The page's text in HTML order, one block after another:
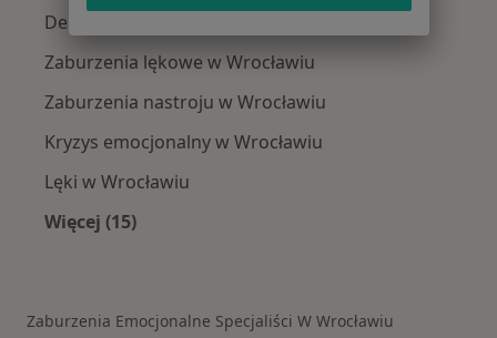
Depresja w Wrocławiu
Zaburzenia lękowe w Wrocławiu
Zaburzenia nastroju w Wrocławiu
Kryzys emocjonalny w Wrocławiu
Lęki w Wrocławiu
Więcej (15)
Zaburzenia Emocjonalne Specjaliści W Wrocławiu